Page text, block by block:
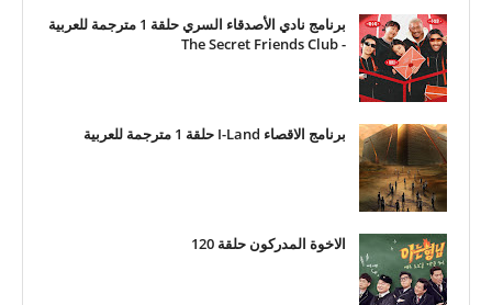
برنامج نادي الأصدقاء السري حلقة 1 مترجمة للعربية
- The Secret Friends Club
برنامج الاقصاء I-Land حلقة 1 مترجمة للعربية
الاخوة المدركون حلقة 120